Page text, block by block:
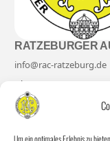
Um ein optimales Erlebnis zu
RATZEBURGER
info@rac-ratzeburg.de
Dieter Ropers
Bergstr. 45 D-23909